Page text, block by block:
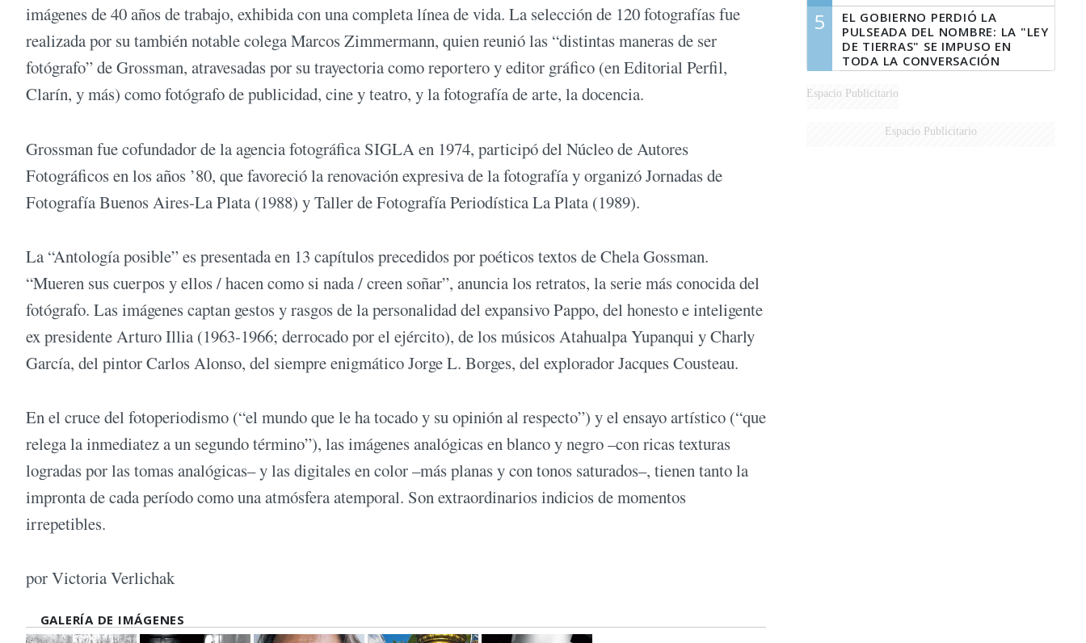
imágenes de 40 años de trabajo, exhibida con una completa línea de vida. La selección de 120 fotografías fue
realizada por su también notable colega Marcos Zimmermann, quien reunió las “distintas maneras de ser
fotógrafo” de Grossman, atravesadas por su trayectoria como reportero y editor gráfico (en Editorial Perfil,
Clarín, y más) como fotógrafo de publicidad, cine y teatro, y la fotografía de arte, la docencia.
Grossman fue cofundador de la agencia fotográfica SIGLA en 1974, participó del Núcleo de Autores
Fotográficos en los años ’80, que favoreció la renovación expresiva de la fotografía y organizó Jornadas de
Fotografía Buenos Aires-La Plata (1988) y Taller de Fotografía Periodística La Plata (1989).
La “Antología posible” es presentada en 13 capítulos precedidos por poéticos textos de Chela Gossman.
“Mueren sus cuerpos y ellos / hacen como si nada / creen soñar”, anuncia los retratos, la serie más conocida del
fotógrafo. Las imágenes captan gestos y rasgos de la personalidad del expansivo Pappo, del honesto e inteligente
ex presidente Arturo Illia (1963-1966; derrocado por el ejército), de los músicos Atahualpa Yupanqui y Charly
García, del pintor Carlos Alonso, del siempre enigmático Jorge L. Borges, del explorador Jacques Cousteau.
En el cruce del fotoperiodismo (“el mundo que le ha tocado y su opinión al respecto”) y el ensayo artístico (“que
relega la inmediatez a un segundo término”), las imágenes analógicas en blanco y negro –con ricas texturas
logradas por las tomas analógicas– y las digitales en color –más planas y con tonos saturados–, tienen tanto la
impronta de cada período como una atmósfera atemporal. Son extraordinarios indicios de momentos
irrepetibles.
por Victoria Verlichak
GALERÍA DE IMÁGENES
5
EL GOBIERNO PERDIÓ LA
PULSEADA DEL NOMBRE: LA "LEY
DE TIERRAS" SE IMPUSO EN
TODA LA CONVERSACIÓN
DIGITAL
Espacio Publicitario
Espacio Publicitario